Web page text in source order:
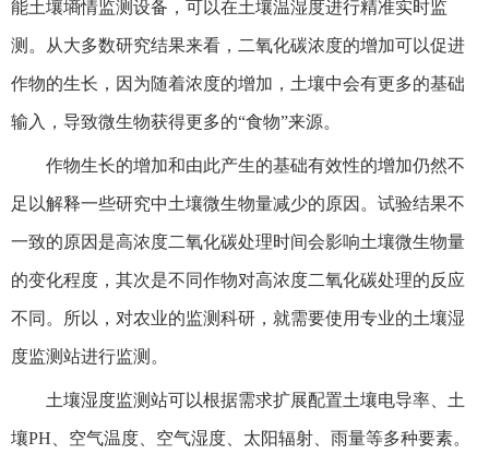
能土壤墒情监测设备，可以在土壤温湿度进行精准实时监
测。从大多数研究结果来看，二氧化碳浓度的增加可以促进
作物的生长，因为随着浓度的增加，土壤中会有更多的基础
输入，导致微生物获得更多的“食物”来源。
作物生长的增加和由此产生的基础有效性的增加仍然不
足以解释一些研究中土壤微生物量减少的原因。试验结果不
一致的原因是高浓度二氧化碳处理时间会影响土壤微生物量
的变化程度，其次是不同作物对高浓度二氧化碳处理的反应
不同。所以，对农业的监测科研，就需要使用专业的土壤湿
度监测站进行监测。
土壤湿度监测站可以根据需求扩展配置土壤电导率、土
壤PH、空气温度、空气湿度、太阳辐射、雨量等多种要素。